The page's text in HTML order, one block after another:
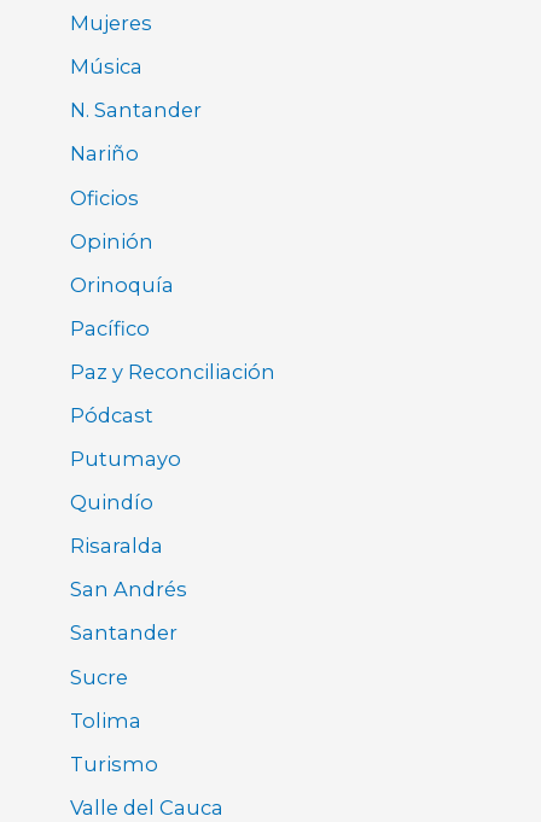
Mujeres
Música
N. Santander
Nariño
Oficios
Opinión
Orinoquía
Pacífico
Paz y Reconciliación
Pódcast
Putumayo
Quindío
Risaralda
San Andrés
Santander
Sucre
Tolima
Turismo
Valle del Cauca